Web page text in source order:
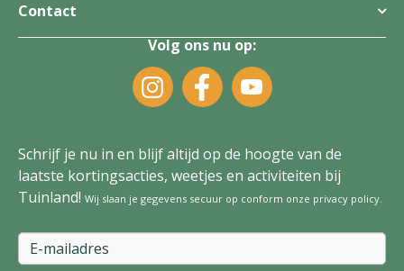
Contact
Volg ons nu op:
Schrijf je nu in en blijf altijd op de hoogte van de
laatste kortingsacties, weetjes en activiteiten bij
Tuinland! Wij slaan je gegevens secuur op conform onze privacy policy.